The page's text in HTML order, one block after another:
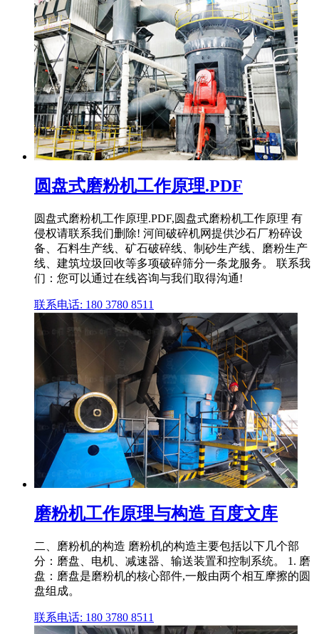
圆盘式磨粉机工作原理.PDF
圆盘式磨粉机工作原理.PDF,圆盘式磨粉机工作原理 有
侵权请联系我们删除! 河间破碎机网提供沙石厂粉碎设
备、石料生产线、矿石破碎线、制砂生产线、磨粉生产
线、建筑垃圾回收等多项破碎筛分一条龙服务。 联系我
们：您可以通过在线咨询与我们取得沟通!
联系电话: 180 3780 8511
磨粉机工作原理与构造 百度文库
二、磨粉机的构造 磨粉机的构造主要包括以下几个部
分：磨盘、电机、减速器、输送装置和控制系统。 1. 磨
盘：磨盘是磨粉机的核心部件,一般由两个相互摩擦的圆
盘组成。
联系电话: 180 3780 8511